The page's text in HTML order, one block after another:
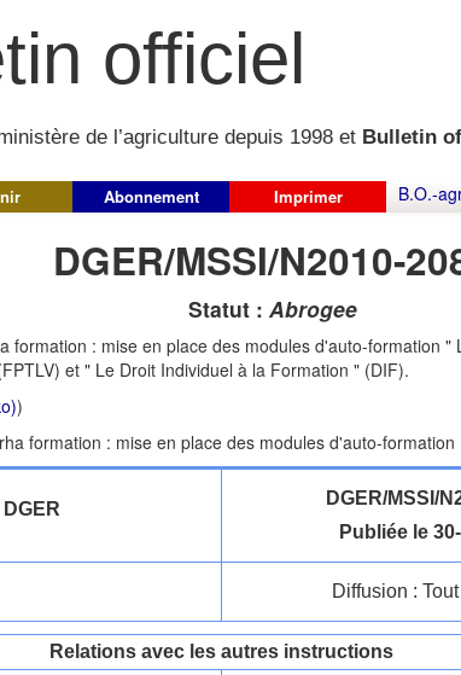
officiel
de l’agriculture depuis 1998 et Bulletin
Abonnement Imprimer B.O.-
DGER/MSSI/N2010-
Statut : Abrogee
formation : mise en place des modules d'auto-formation
et " Le Droit Individuel à la Formation " (DIF).
)
formation : mise en place des modules d'auto-formation
DGER
DGER/MSSI/
Publiée le
Diffusion :
Relations avec les autres instructions